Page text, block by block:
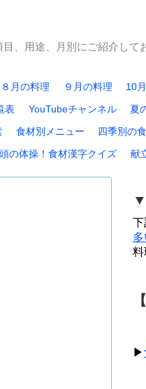
、用途、月別にご紹介し
８月の料理 ９月の料理 10
表 YouTubeチャンネル 夏
食材別メニュー 四季別の
頭の体操！食材漢字クイズ 献
下
料
▶